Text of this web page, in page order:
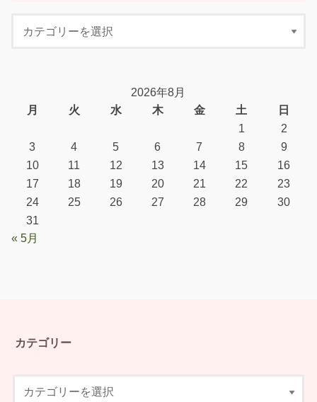
2026年8月
月
火 水 木 金 土
日
1
2
3
4 5 6 7 8
9
10
11 12 13 14 15
16
17
18 19 20 21 22
23
24
25 26 27 28 29
30
31
« 5月
カテゴリー